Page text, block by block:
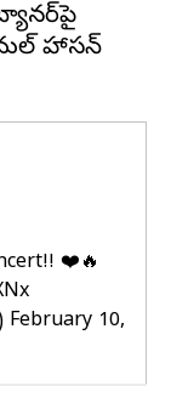
హాసన్
❤️🔥
February 10,